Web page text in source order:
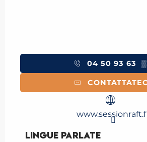
04 50 93 63
Lingue parlate
Lingue parlate